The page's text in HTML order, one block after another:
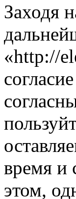
Заходя
«http://
время и
этом,